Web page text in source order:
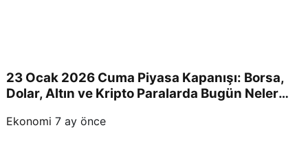
23 Ocak 2026 Cuma Piyasa Kapanışı: Borsa,
Dolar, Altın ve Kripto Paralarda Bugün Neler
Ekonomi 7 ay önce